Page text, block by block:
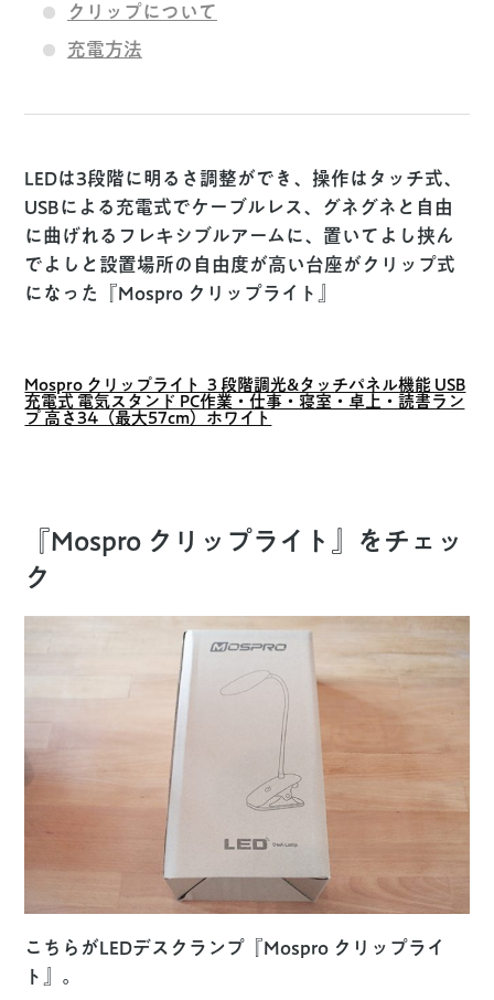
クリップについて
充電方法
LEDは3段階に明るさ調整ができ、操作はタッチ式、
USBによる充電式でケーブルレス、グネグネと自由
に曲げれるフレキシブルアームに、置いてよし挟ん
でよしと設置場所の自由度が高い台座がクリップ式
になった『Mospro クリップライト』
Mospro クリップライト ３段階調光&タッチパネル機能 USB
充電式 電気スタンド PC作業・仕事・寝室・卓上・読書ラン
プ 高さ34（最大57cm）ホワイト
『Mospro クリップライト』をチェッ
ク
こちらがLEDデスクランプ『Mospro クリップライ
ト』。